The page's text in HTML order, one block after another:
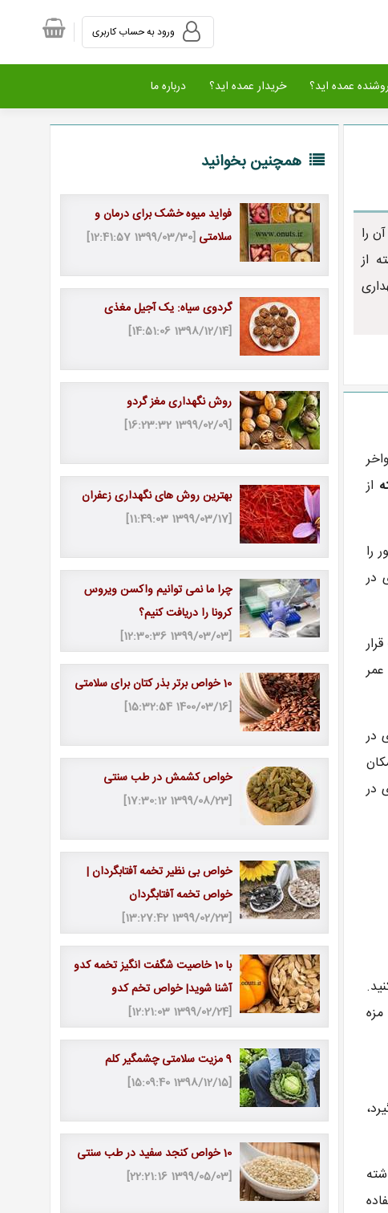
عمده اید؟ خریدار عمده اید؟ درباره ما
را
از
از
را
در
در
در
گیرد،
همچنین بخوانید
فواید میوه خشک برای درمان و
سلامتی [1399/03/30 12:41:57]
گردوی سیاه: یک آجیل مغذی
[1398/12/14 14:51:06]
روش نگهداری مغز گردو
[1399/02/09 16:23:32]
بهترین روش های نگهداری زعفران
[1399/03/17 11:49:03]
چرا ما نمی توانیم واکسن ویروس
کرونا را دریافت کنیم؟
[1399/03/03 12:30:36]
10 خواص برتر بذر کتان برای سلامتی
[1400/03/16 15:32:54]
خواص کشمش در طب سنتی
[1399/08/23 17:30:12]
خواص بی نظیر تخمه آفتابگردان |
خواص تخمه آفتابگردان
[1399/02/23 13:27:42]
با 10 خاصیت شگفت انگیز تخمه کدو
آشنا شوید| خواص تخم کدو
[1399/02/24 12:21:03]
9 مزیت سلامتی چشمگیر کلم
[1398/12/15 15:09:40]
10 خواص کنجد سفید در طب سنتی
[1399/05/03 22:21:16]